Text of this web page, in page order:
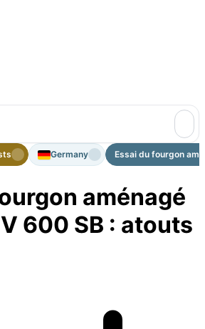
Germany Essai du fourgon
aménagé
600 SB : atouts